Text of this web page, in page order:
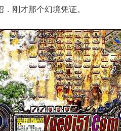
．刚才那个幻境凭证。